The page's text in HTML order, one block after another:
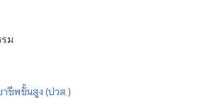
รม
ชีพชั้นสูง (ปวส.)